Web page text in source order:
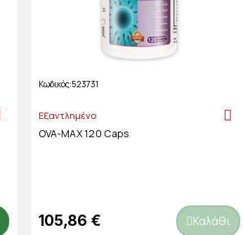
Κωδικός 523731
Εξαντλημένο
OVA-MAX 120 Caps
105,86 € Καλάθι